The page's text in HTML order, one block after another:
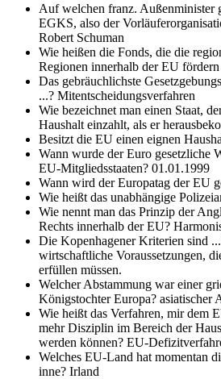
Auf welchen franz. Außenminister
EGKS, also der
Robert Schuman
Wie heißen die Fonds, die die
Regionen innerhalb der EU
Das gebräuchlichste
...? Mitentscheidungsverfahren
Wie bezeichnet man einen Staat,
Haushalt einzahlt, als er
Besitzt die EU einen eignen
Wann wurde der Euro gesetzliche
EU-Mitgliedsstaaten? 01.01.1999
Wann wird der Europatag der EU
Wie heißt das unabhängige
Wie nennt man das Prinzip der
Rechts innerhalb der EU?
Die Kopenhagener Kriterien sind
wirtschaftliche Voraussetzungen,
erfüllen müssen.
Welcher Abstammung war einer
Königstochter Europa? asiatischer
Wie heißt das Verfahren, mir dem
mehr Disziplin im Bereich der
werden können? EU-
Welches EU-Land hat momentan
inne? Irland